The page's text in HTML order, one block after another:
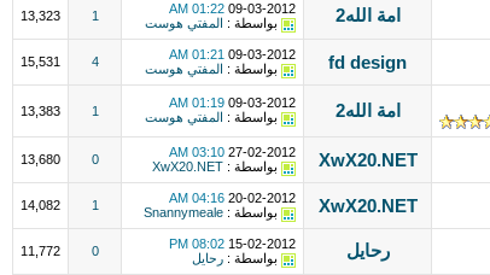
امة الله2 09-03-2012
01:22 AM
بواسطة :
المفتي هوست 1
13,323
fd design
09-03-2012
01:21 AM
بواسطة :
المفتي هوست 4
15,531
امة الله2 09-03-2012
01:19 AM
بواسطة :
المفتي هوست 1
13,383
XwX20.NET
27-02-2012
03:10 AM
بواسطة : XwX20.NET
0
13,680
XwX20.NET
20-02-2012
04:16 AM
بواسطة : Snannymeale
1
14,082
رحايل 15-02-2012
08:02 PM
بواسطة : رحايل 0
11,772